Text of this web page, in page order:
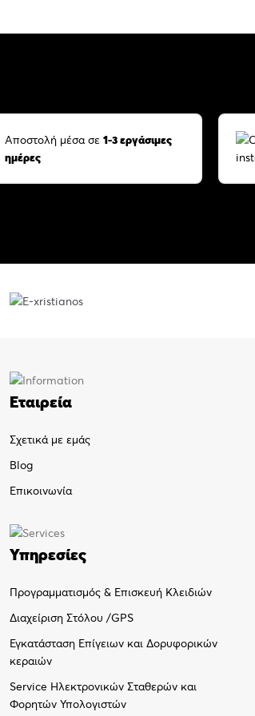
Αποστολή μέσα σε 1-3 εργάσιμες
ημέρες
Εταιρεία
Σχετικά με εμάς
Blog
Επικοινωνία
Υπηρεσίες
Προγραμματισμός & Επισκευή Κλειδιών
Διαχείριση Στόλου /GPS
Εγκατάσταση Επίγειων και Δορυφορικών
κεραιών
Service Ηλεκτρονικών Σταθερών και
Φορητών Υπολογιστών